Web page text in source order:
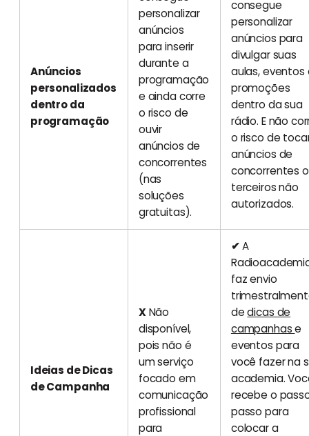
Anúncios
personalizados
dentro da
programação
personalizar
anúncios
para inserir
durante a
programação
e ainda corre
o risco de
ouvir
anúncios de
concorrentes
(nas
soluções
gratuitas).
consegue
personalizar
anúncios para
divulgar suas
aulas, eventos
promoções
dentro da sua
rádio. E não
o risco de
anúncios de
concorrentes
terceiros não
autorizados.
Ideias de Dicas
de Campanha
XNão
disponível,
pois não é
um serviço
focado em
comunicação
profissional
para
✔A
faz envio
dedicas de
campanhase
eventos para
você fazer na
academia.
recebe o
passo para
colocar a